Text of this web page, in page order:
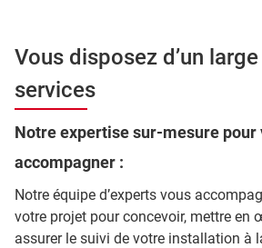
Vous disposez d’un
services
Notre expertise sur-mesure pour
accompagner :
Notre équipe d’experts vous
votre projet pour concevoir, mettre en
assurer le suivi de votre installation à